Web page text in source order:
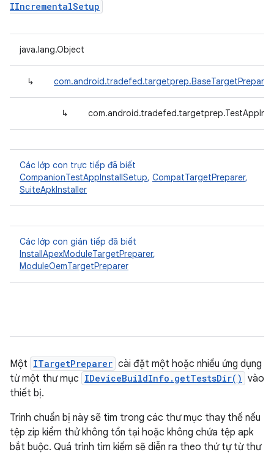
IIncrementalSetup
java.lang.Object
↳ com.android.tradefed.targetprep.BaseTargetPreparer
↳
Các lớp con trực tiếp đã biết
CompanionTestAppInstallSetup, CompatTargetPreparer,
SuiteApkInstaller
Các lớp con gián tiếp đã biết
InstallApexModuleTargetPreparer,
ModuleOemTargetPreparer
Một ITargetPreparer cài đặt một hoặc nhiều ứng dụng
từ một thư mục IDeviceBuildInfo.getTestsDir() vào
thiết bị.
Trình chuẩn bị này sẽ tìm trong các thư mục thay thế nếu
tệp zip kiểm thử không tồn tại hoặc không chứa tệp apk
bắt buộc. Quá trình tìm kiếm sẽ diễn ra theo thứ tự từ thư